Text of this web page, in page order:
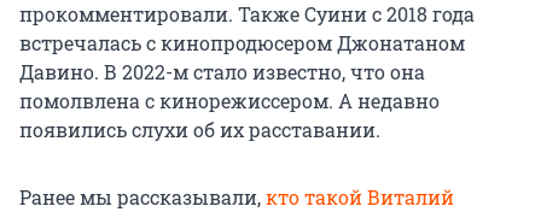
прокомментировали. Также Суини с 2018 года
встречалась с кинопродюсером Джонатаном
Давино. В 2022-м стало известно, что она
помолвлена с кинорежиссером. А недавно
появились слухи об их расставании.
Ранее мы рассказывали,кто такой Виталий